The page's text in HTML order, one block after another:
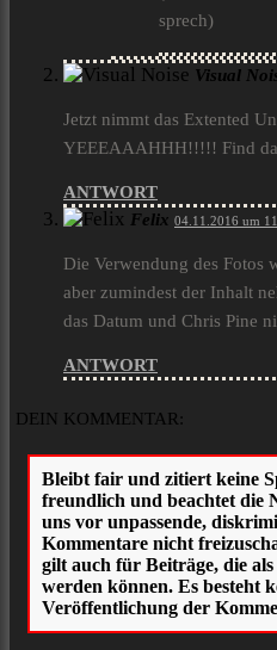
sprech)
Visual
Jetzt nimmt das Extented
YEEEAAAHHH!!!!! Find
ANTWORT
Felix 04.11.2016 um
Die Verwendung des Fotos
aber zumindest der Inhalt
das Datum und Chris Pine
ANTWORT
DEIN KOMMENTAR: